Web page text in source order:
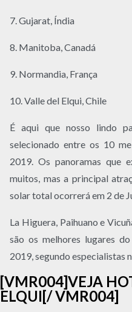
7. Gujarat, Índia
8. Manitoba, Canadá
9. Normandia, França
10. Valle del Elqui, Chile
É aqui que nosso lindo
selecionado entre os 10
2019. Os panoramas que
muitos, mas a principal
solar total ocorrerá em 2 de
La Higuera, Paihuano e
são os melhores lugares
2019, segundo especialistas
[VMR004]VEJA
ELQUI[/ VMR004]